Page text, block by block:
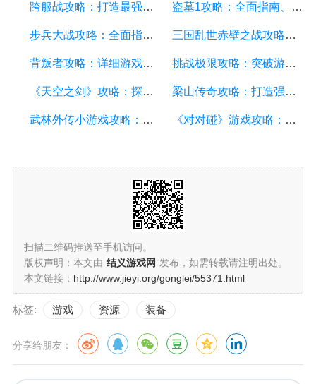
跨服战攻略：打造最强战队，征服多个服务器 盗墓1攻略：全面指南、秘籍和技巧
步兵大战攻略：全面指南及游戏技巧分享 三国乱世赤壁之战攻略：详细游戏攻略方面的描述
背叛者攻略：详细游戏攻略方面的描述 挑战极限攻略：突破游戏难关的终极指南
《天空之剑》攻略：探索天空的冒险之旅 梁山传奇攻略：打造强大的英雄团队，征服江湖的必备指南
武林外传小游戏攻略：全面解析游戏技巧、角色选择和剧情推进 《对对碰》游戏攻略：成为高手的秘籍
扫描二维码推送至手机访问。
版权声明：本文由 结义游戏网 发布，如需转载请注明出处。
本文链接： http://www.jieyi.org/gonglei/55371.html
标签: 游戏 资源 装备
分享给朋友：